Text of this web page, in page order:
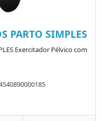
PARTO SIMPLES
Exercitador Pélvico com